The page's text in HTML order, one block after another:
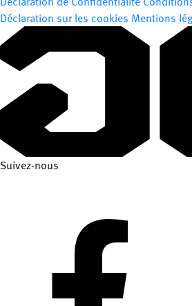
Déclaration sur les cookies Mentions
Suivez-nous